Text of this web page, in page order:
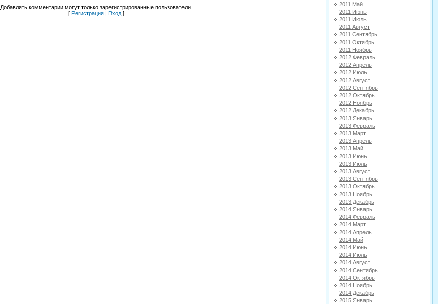
Добавлять комментарии могут только зарегистрированные пользователи.
[ Регистрация| Вход]
2011 Май
2011 Июнь
2011 Июль
2011 Август
2011 Сентябрь
2011 Октябрь
2011 Ноябрь
2012 Февраль
2012 Апрель
2012 Июль
2012 Август
2012 Сентябрь
2012 Октябрь
2012 Ноябрь
2012 Декабрь
2013 Январь
2013 Февраль
2013 Март
2013 Апрель
2013 Май
2013 Июнь
2013 Июль
2013 Август
2013 Сентябрь
2013 Октябрь
2013 Ноябрь
2013 Декабрь
2014 Январь
2014 Февраль
2014 Март
2014 Апрель
2014 Май
2014 Июнь
2014 Июль
2014 Август
2014 Сентябрь
2014 Октябрь
2014 Ноябрь
2014 Декабрь
2015 Январь